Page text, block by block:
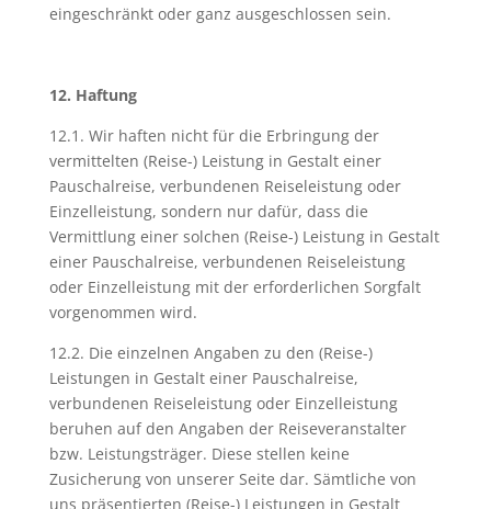
eingeschränkt oder ganz ausgeschlossen sein.
12. Haftung
12.1. Wir haften nicht für die Erbringung der
vermittelten (Reise-) Leistung in Gestalt einer
Pauschalreise, verbundenen Reiseleistung oder
Einzelleistung, sondern nur dafür, dass die
Vermittlung einer solchen (Reise-) Leistung in Gestalt
einer Pauschalreise, verbundenen Reiseleistung
oder Einzelleistung mit der erforderlichen Sorgfalt
vorgenommen wird.
12.2. Die einzelnen Angaben zu den (Reise-)
Leistungen in Gestalt einer Pauschalreise,
verbundenen Reiseleistung oder Einzelleistung
beruhen auf den Angaben der Reiseveranstalter
bzw. Leistungsträger. Diese stellen keine
Zusicherung von unserer Seite dar. Sämtliche von
uns präsentierten (Reise-) Leistungen in Gestalt